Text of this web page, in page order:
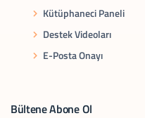
Kütüphaneci Paneli
Destek Videoları
E-Posta Onayı
Bültene Abone Ol